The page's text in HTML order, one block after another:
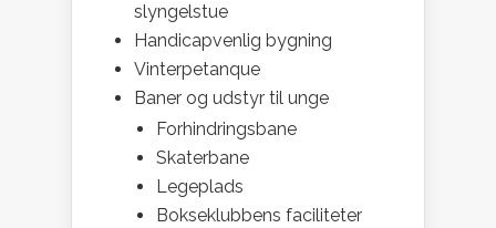
slyngelstue
Handicapvenlig bygning
Vinterpetanque
Baner og udstyr til unge
Forhindringsbane
Skaterbane
Legeplads
Bokseklubbens faciliteter